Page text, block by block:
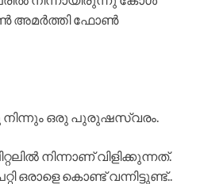
അമർത്തി ഫോൺ
ഒരു പുരുഷസ്വരം.
നിന്നാണ് വിളിക്കുന്നത്.
ഒരാളെ കൊണ്ട് വന്നിട്ടുണ്ട്..